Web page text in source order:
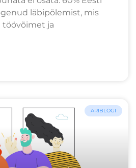
läbipõlemist, mis
ja
ÄRIBLOGI